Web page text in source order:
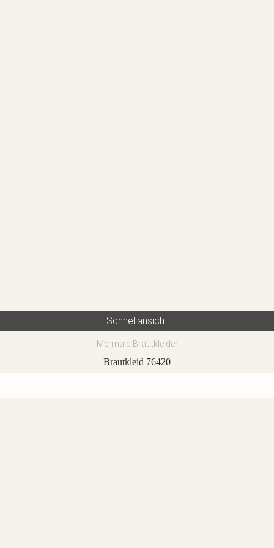
Schnellansicht
Mermaid Brautkleider
Brautkleid 76420